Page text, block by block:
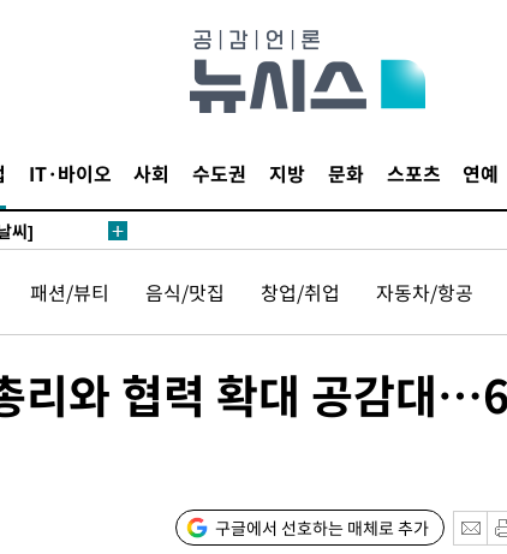
IT·바이오 사회 수도권 지방 문화 스포츠 연예
쪽 아웃바
하향
…희망지 못
]
선제 대응"
무'
기소
패션/뷰티 음식/맛집 창업/취업 자동차/항공
리와 협력 확대 공감대
구글에서 선호하는 매체로 추가